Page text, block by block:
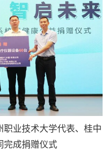
业技术大学代表、桂中
完成捐赠仪式